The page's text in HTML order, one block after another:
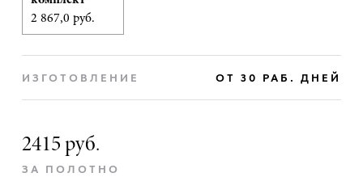
ИЗГОТОВЛЕНИЕ ОТ 30 РАБ. ДНЕЙ
2415 руб.
ЗА ПОЛОТНО
2 867,0 руб.